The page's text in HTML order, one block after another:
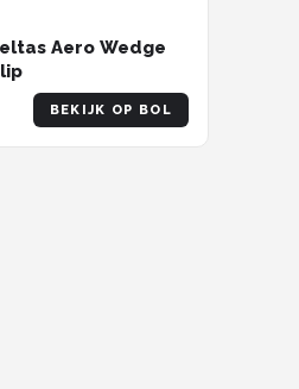
Aero Wedge
BEKIJK OP BOL